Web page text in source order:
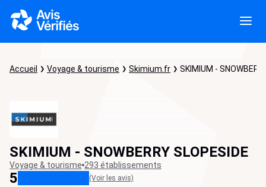
Accueil Voyage & tourisme Skimium.fr SKIMIUM -
SKIMIUM - SNOWBERRY SLOPESIDE
Voyage & tourisme 293 établissements
5 (Voir les avis)